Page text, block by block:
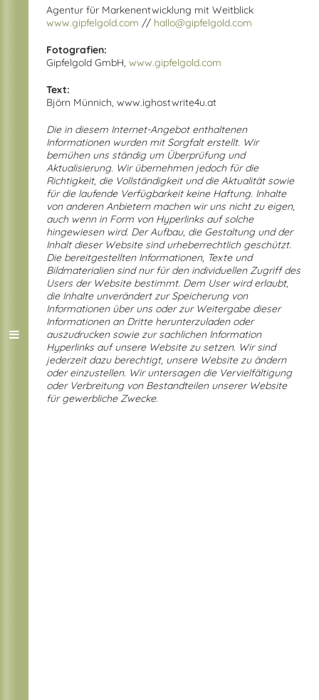
Agentur für Markenentwicklung mit Weitblick
www.gipfelgold.com // hallo@gipfelgold.com
Fotografien:
Gipfelgold GmbH, www.gipfelgold.com
Text:
Björn Münnich, www.ighostwrite4u.at
Die in diesem Internet-Angebot enthaltenen
Informationen wurden mit Sorgfalt erstellt. Wir
bemühen uns ständig um Überprüfung und
Aktualisierung. Wir übernehmen jedoch für die
Richtigkeit, die Vollständigkeit und die Aktualität sowie
für die laufende Verfügbarkeit keine Haftung. Inhalte
von anderen Anbietern machen wir uns nicht zu eigen,
auch wenn in Form von Hyperlinks auf solche
hingewiesen wird. Der Aufbau, die Gestaltung und der
Inhalt dieser Website sind urheberrechtlich geschützt.
Die bereitgestellten Informationen, Texte und
Bildmaterialien sind nur für den individuellen Zugriff des
Users der Website bestimmt. Dem User wird erlaubt,
die Inhalte unverändert zur Speicherung von
Informationen über uns oder zur Weitergabe dieser
Informationen an Dritte herunterzuladen oder
auszudrucken sowie zur sachlichen Information
Hyperlinks auf unsere Website zu setzen. Wir sind
jederzeit dazu berechtigt, unsere Website zu ändern
oder einzustellen. Wir untersagen die Vervielfältigung
oder Verbreitung von Bestandteilen unserer Website
für gewerbliche Zwecke.